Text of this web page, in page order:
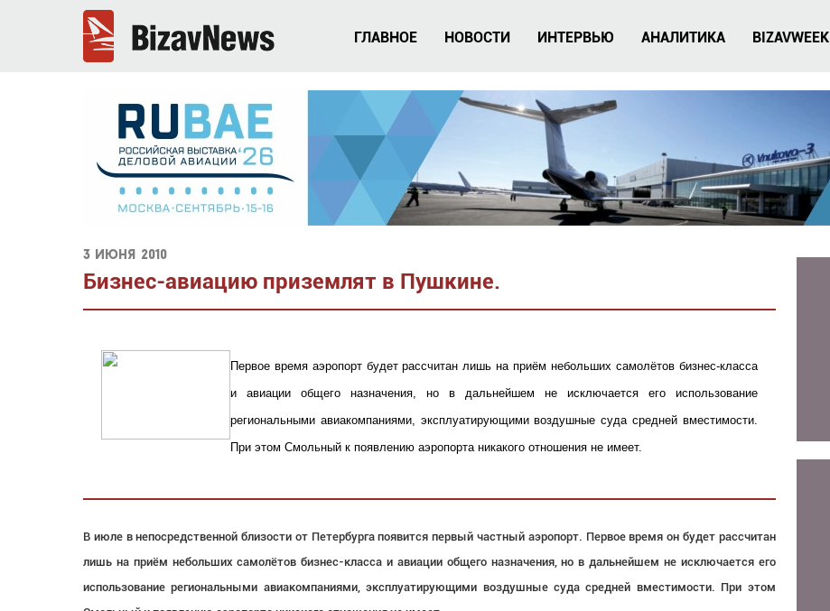
ГЛАВНОЕ НОВОСТИ ИНТЕРВЬЮ АНАЛИТИКА BIZAVWEEK
3 июня 2010
Бизнес-авиацию приземлят в Пушкине.
Первое время аэропорт будет рассчитан лишь на приём небольших самолётов бизнес-класса
и авиации общего назначения, но в дальнейшем не исключается его использование
региональными авиакомпаниями, эксплуатирующими воздушные суда средней вместимости.
При этом Смольный к появлению аэропорта никакого отношения не имеет.
В июле в непосредственной близости от Петербурга появится первый частный аэропорт. Первое время он будет рассчитан
лишь на приём небольших самолётов бизнес-класса и авиации общего назначения, но в дальнейшем не исключается его
использование региональными авиакомпаниями, эксплуатирующими воздушные суда средней вместимости. При этом